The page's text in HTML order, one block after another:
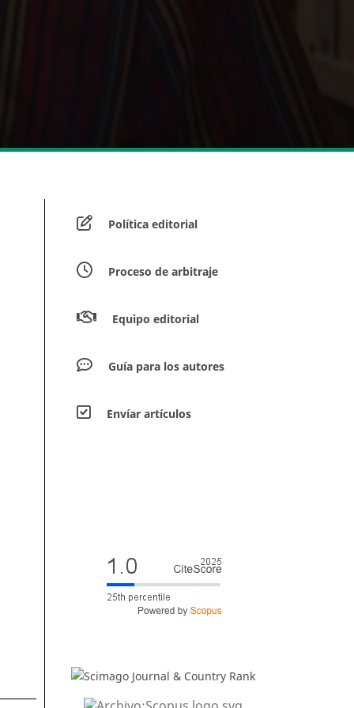
Política editorial
Proceso de arbitraje
Equipo editorial
Guía para los autores
Envíar artículos